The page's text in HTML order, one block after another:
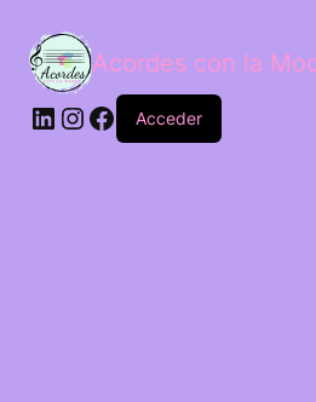
Acordes con la
Acceder